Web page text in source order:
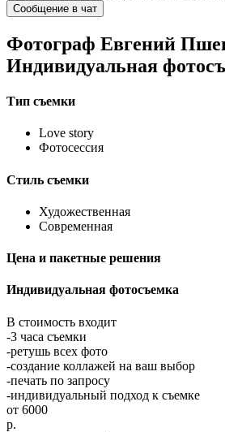
Сообщение в чат
Фотограф Евгений
Индивидуальная
Тип съемки
Love story
Фотосессия
Стиль съемки
Художественная
Современная
Цена и пакетные решения
Индивидуальная фотосъемка
В стоимость входит
-3 часа съемки
-ретушь всех фото
-создание коллажей на ваш выбор
-печать по запросу
-индивидуальный подход к съемке
от 6000
p.